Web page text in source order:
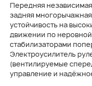
Передняя
задняя
устойчивость на
движении по
стабилизаторами
Электроусилитель
(вентилируемые
управление и